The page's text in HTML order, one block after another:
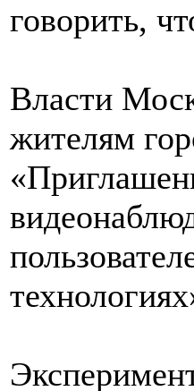
говорить,
Власти
жителям